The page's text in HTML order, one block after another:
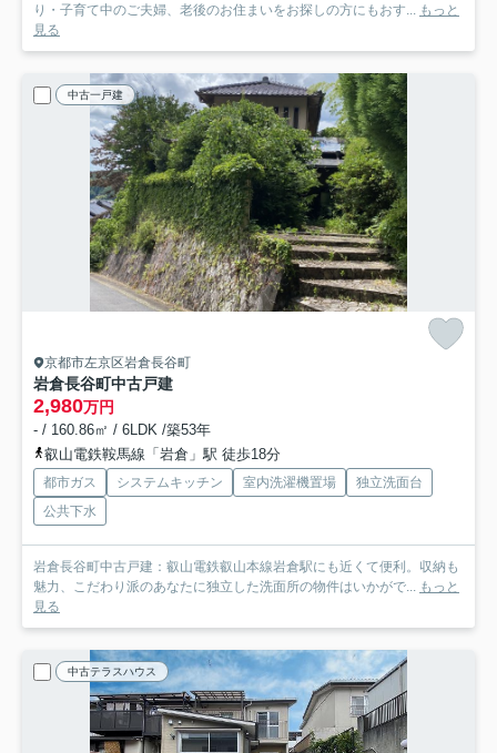
り・子育て中のご夫婦、老後のお住まいをお探しの方にもおす...
もっと
見る
中古一戸建
京都市左京区岩倉長谷町
岩倉長谷町中古戸建
2,980万円
- / 160.86㎡ / 6LDK /築53年
叡山電鉄鞍馬線「岩倉」駅 徒歩18分
都市ガス システムキッチン 室内洗濯機置場
独立洗面台
公共下水
岩倉長谷町中古戸建：叡山電鉄叡山本線岩倉駅にも近くて便利。収納も
魅力、こだわり派のあなたに独立した洗面所の物件はいかがで...
もっと
見る
中古テラスハウス